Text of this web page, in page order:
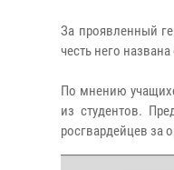
За проявленный
честь него
По мнению
из студентов.
росгвардейцев за